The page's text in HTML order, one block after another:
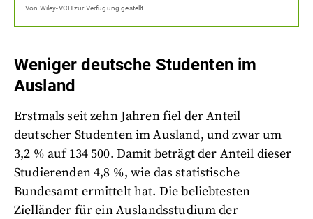
Von Wiley-VCHzur Verfügung gestellt
Weniger deutsche Studenten im
Ausland
Erstmals seit zehn Jahren fiel der Anteil
deutscher Studenten im Ausland, und zwar um
3,2 % auf 134 500. Damit beträgt der Anteil dieser
Studierenden 4,8 %, wie das statistische
Bundesamt ermittelt hat. Die beliebtesten
Zielländer für ein Auslandsstudium der